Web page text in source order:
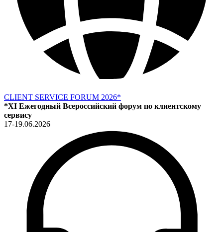
CLIENT SERVICE FORUM 2026*
*XI Ежегодный Всероссийский форум по клиентскому
сервису
17-19.06.2026